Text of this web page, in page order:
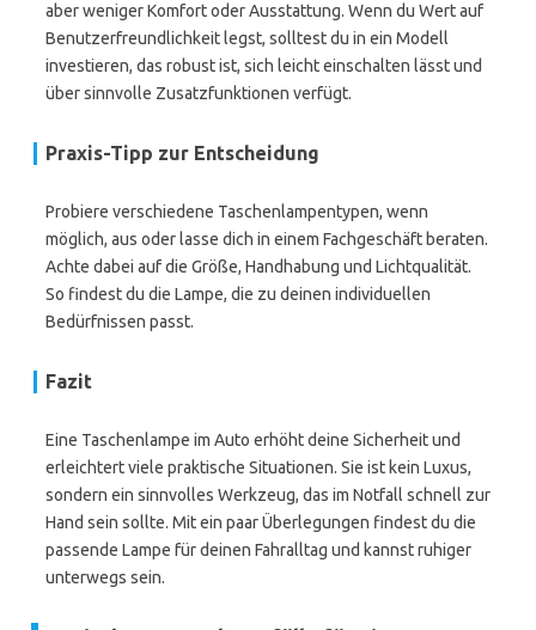
aber weniger Komfort oder Ausstattung. Wenn du Wert auf
Benutzerfreundlichkeit legst, solltest du in ein Modell
investieren, das robust ist, sich leicht einschalten lässt und
über sinnvolle Zusatzfunktionen verfügt.
Praxis-Tipp zur Entscheidung
Probiere verschiedene Taschenlampentypen, wenn
möglich, aus oder lasse dich in einem Fachgeschäft beraten.
Achte dabei auf die Größe, Handhabung und Lichtqualität.
So findest du die Lampe, die zu deinen individuellen
Bedürfnissen passt.
Fazit
Eine Taschenlampe im Auto erhöht deine Sicherheit und
erleichtert viele praktische Situationen. Sie ist kein Luxus,
sondern ein sinnvolles Werkzeug, das im Notfall schnell zur
Hand sein sollte. Mit ein paar Überlegungen findest du die
passende Lampe für deinen Fahralltag und kannst ruhiger
unterwegs sein.